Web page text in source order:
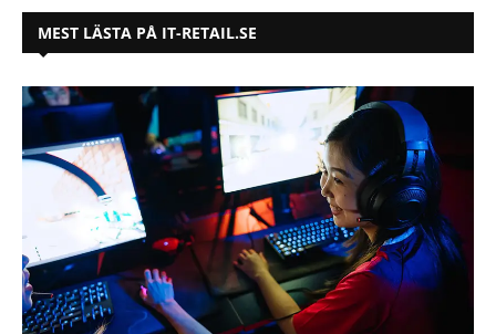
MEST LÄSTA PÅ IT-RETAIL.SE